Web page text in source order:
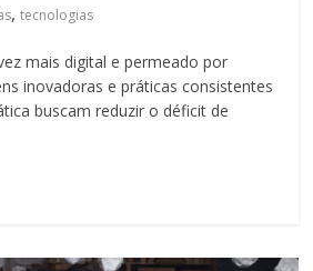
,tecnologias
mais digital e permeado por
inovadoras e práticas consistentes
buscam reduzir o déficit de